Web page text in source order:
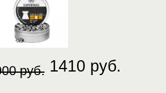
руб. 1410 руб.